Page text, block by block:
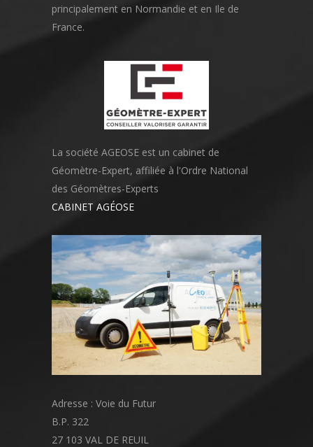
principalement en Normandie et en Ile de
France.
La société AGEOSE est un cabinet de
Géomètre-Expert, affiliée à l'Ordre National
des Géomètres-Experts
CABINET AGÉOSE
Adresse : Voie du Futur
B.P. 322
27 103 VAL DE REUIL